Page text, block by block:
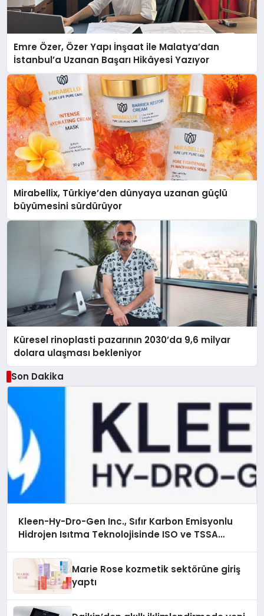
Emre Özer, Özer Yapı İnşaat ile Malatya’dan
İstanbul’a Uzanan Başarı Hikâyesi Yazıyor
Mirabellix, Türkiye’den dünyaya uzanan güçlü
büyümesini sürdürüyor
Küresel rinoplasti pazarının 2030’da 9,6 milyar
dolara ulaşması bekleniyor
Son Dakika
Kleen-Hy-Dro-Gen Inc., Sıfır Karbon Emisyonlu
Hidrojen Isıtma Teknolojisinde ISO ve TSSA
Marie Rose kozmetik sektörüne giriş
yaptı